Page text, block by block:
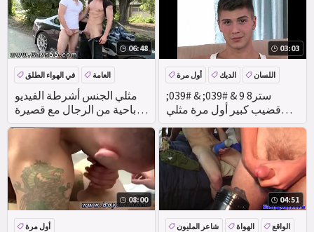
06:48
مثلي الجنس أشرطة الفيديو
الإباحية من الرجال مع قصيرة
الرجولة و الصين الحفر الجنس
عن طريق الفم مثلي الجنس
في الهواء الطلق
العامة
الواقع
03:03
ستر8 9 & #039; & #039;
قضيب كبير أول مرة مثلي
الجنس الجنس.
أول مرة الديك اللسان
08:00
أول مرة
04:51
شاعر المليون الهواة الواقع